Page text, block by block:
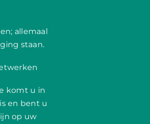
allemaal
staan.
komt u in
en bent u
op uw